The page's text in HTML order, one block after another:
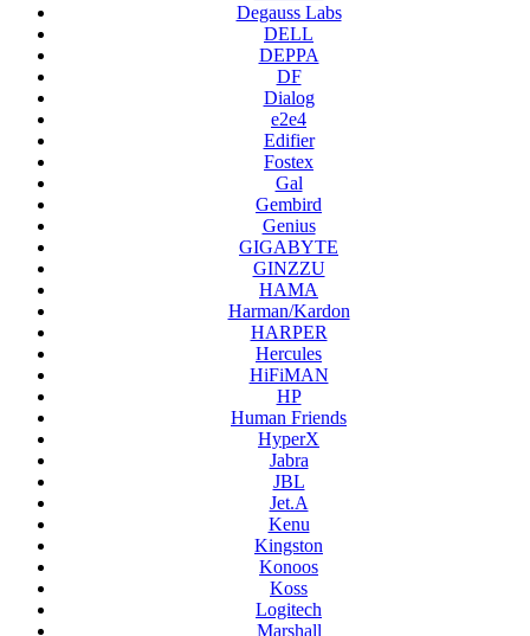
Degauss Labs
DELL
DEPPA
DF
Dialog
e2e4
Edifier
Fostex
Gal
Gembird
Genius
GIGABYTE
GINZZU
HAMA
Harman/Kardon
HARPER
Hercules
HiFiMAN
HP
Human Friends
HyperX
Jabra
JBL
Jet.A
Kenu
Kingston
Konoos
Koss
Logitech
Marshall